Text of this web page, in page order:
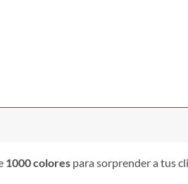
1000 colorespara sorprender a tus